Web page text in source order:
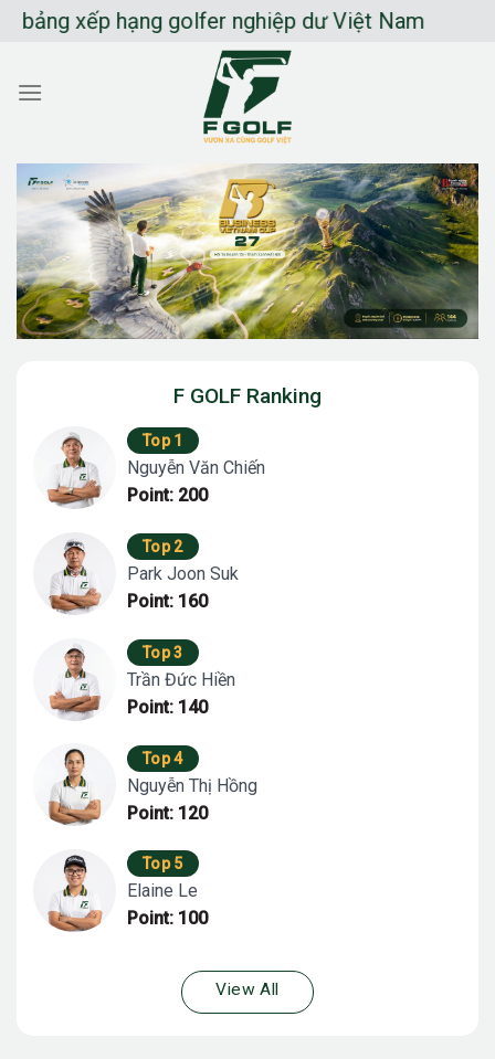
Chuyển
dung
xếp hạng golfer nghiệp dư Việt Nam
F GOLF Ranking
Top 1
Nguyễn Văn Chiến
Point: 200
Top 2
Park Joon Suk
Point: 160
Top 3
Trần Đức Hiền
Point: 140
Top 4
Nguyễn Thị Hồng
Point: 120
Top 5
Elaine Le
Point: 100
View All